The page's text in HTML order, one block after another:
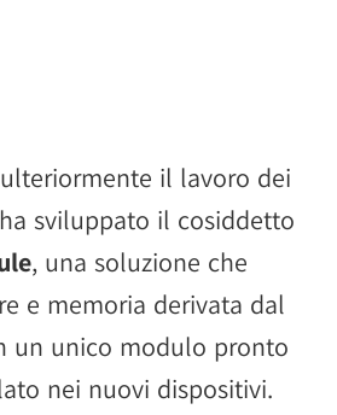
il lavoro dei
sviluppato il cosiddetto
, una soluzione che
e memoria derivata dal
un unico modulo pronto
nei nuovi dispositivi.